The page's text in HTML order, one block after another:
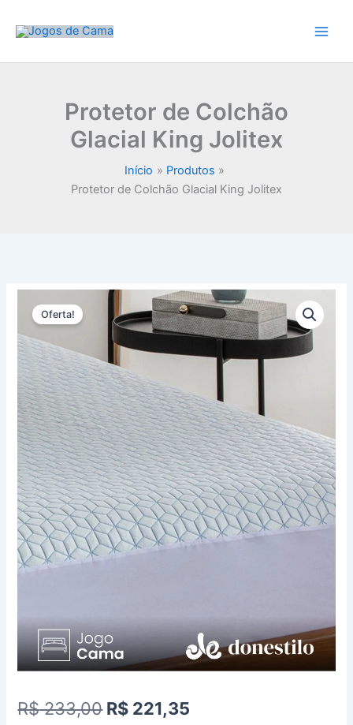
para
conteúdo
Protetor de Colchão
Glacial King Jolitex
Início
Produtos
Protetor de Colchão Glacial King Jolitex
Oferta!
R$233,00 O
R$ 221,35